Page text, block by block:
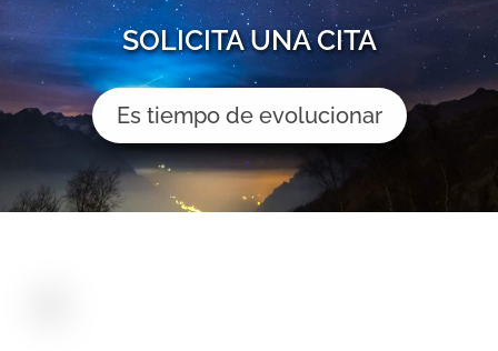
SOLICITA UNA CITA
Es tiempo de evolucionar